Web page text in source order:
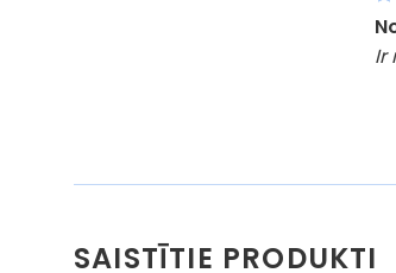
ar
Ir
SAISTĪTIE PRODUKTI